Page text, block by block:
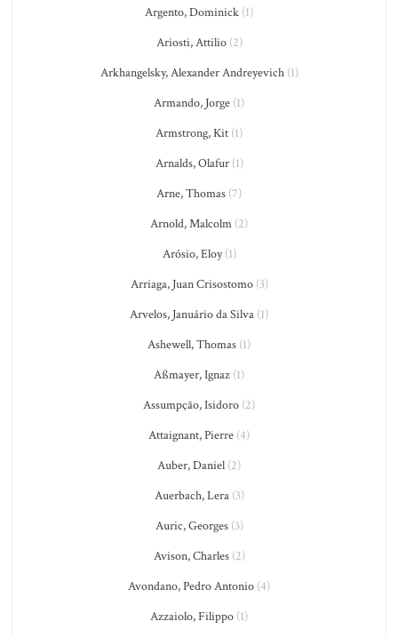
Argento, Dominick (1)
Ariosti, Attilio(2)
Arkhangelsky, Alexander Andreyevich(1)
Armando, Jorge (1)
Armstrong, Kit (1)
Arnalds, Olafur(1)
Arne, Thomas (7)
Arnold, Malcolm (2)
Arósio, Eloy(1)
Arriaga, Juan Crisostomo(3)
Arvelos, Januário da Silva (1)
Ashewell, Thomas (1)
Aßmayer, Ignaz (1)
Assumpção, Isidoro (2)
Attaignant, Pierre (4)
Auber, Daniel (2)
Auerbach, Lera(3)
Auric, Georges(3)
Avison, Charles(2)
Avondano, Pedro Antonio (4)
Azzaiolo, Filippo (1)